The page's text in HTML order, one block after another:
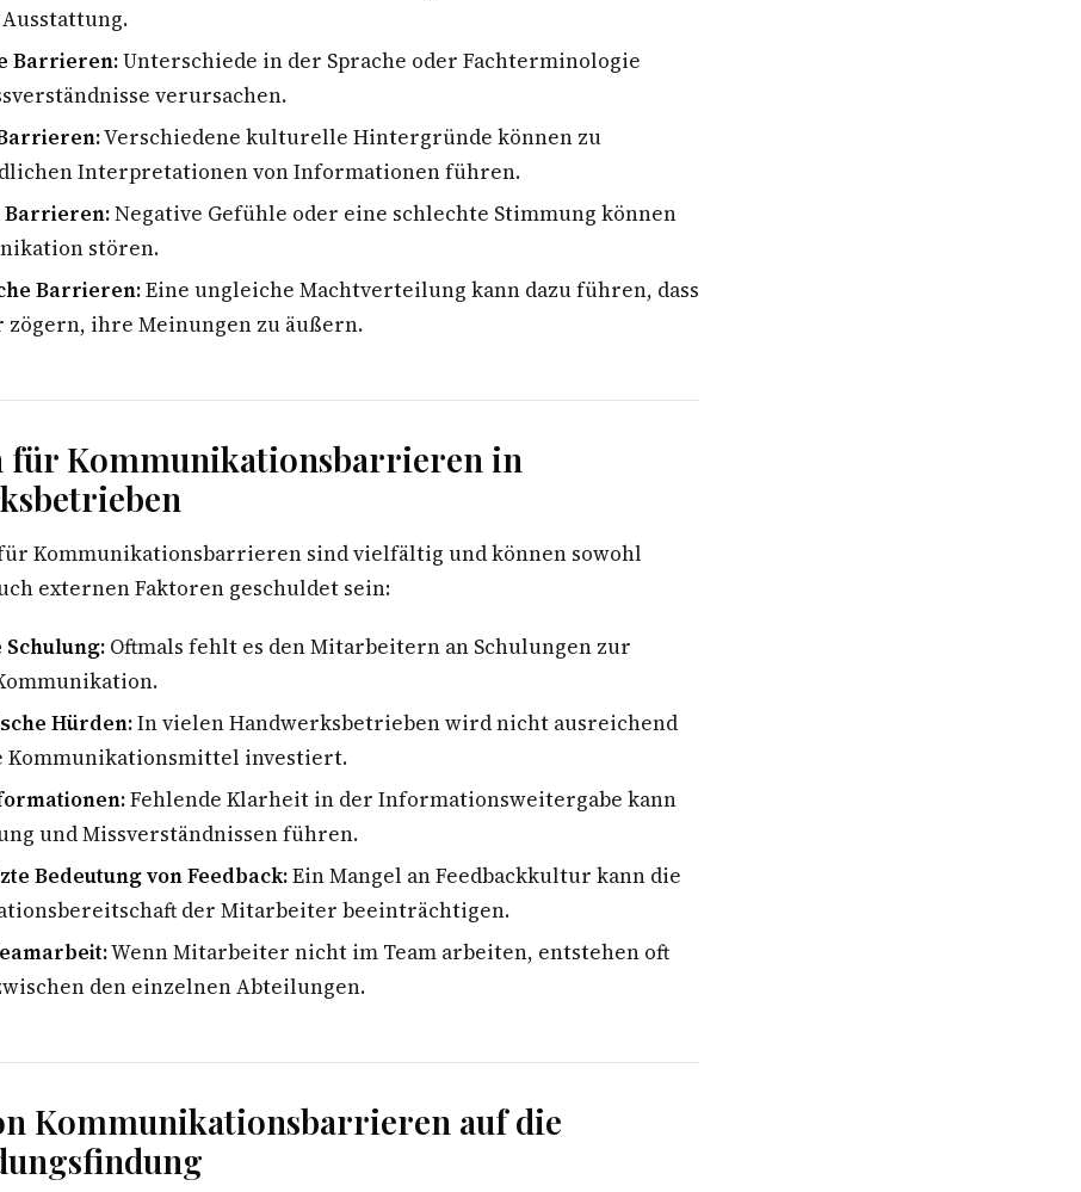
Barrieren:Unterschiede in der Sprache oder Fachterminologie
verursachen.
Verschiedene kulturelle Hintergründe können zu
Interpretationen von Informationen führen.
Barrieren:Negative Gefühle oder eine schlechte Stimmung können
stören.
Barrieren:Eine ungleiche Machtverteilung kann dazu führen, dass
ihre Meinungen zu äußern.
für Kommunikationsbarrieren in
Kommunikationsbarrieren sind vielfältig und können sowohl
externen Faktoren geschuldet sein:
Oftmals fehlt es den Mitarbeitern an Schulungen zur
Hürden:In vielen Handwerksbetrieben wird nicht ausreichend
Kommunikationsmittel investiert.
Fehlende Klarheit in der Informationsweitergabe kann
und Missverständnissen führen.
Bedeutung von Feedback:Ein Mangel an Feedbackkultur kann die
der Mitarbeiter beeinträchtigen.
Wenn Mitarbeiter nicht im Team arbeiten, entstehen oft
den einzelnen Abteilungen.
Kommunikationsbarrieren auf die